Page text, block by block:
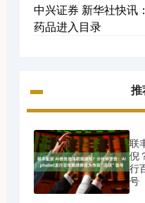
中兴证券 新华社快讯
药品进入目录
推
联
倪
行
号